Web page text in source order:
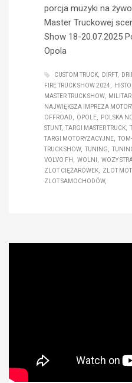
porcja muzyki na
Master Truckowej
Show 18-20.07.2025
Opola
CUSTOM TRUCK DIRFT
FIRE TRUCK SHOW 2024
MASTER TRUCK SHOW
NAJWIĘKSZA IMPREZA
OFFROAD
OPOLE POLSKA
STUNT
TARGI MASTER TRUCK
TARGI MOTORYZACYJNE
TRUCK SHOW
TUNING
VOLVO FH
WOLNI WOZY
ZLOT CIĘŻARÓWEK
ZLOT
ZLOT SAMOCHODÓW